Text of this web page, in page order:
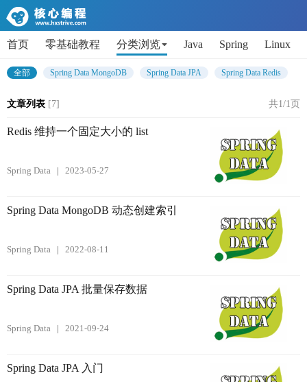
首页 零基础教程 分类浏览 Java Spring Linux
AI Python 代码片段 Get小技能 面试题
全部 Spring Data MongoDB Spring Data JPA Spring Data Redis
文章列表 [7] 共1/1页
Redis 维持一个固定大小的 list
Spring Data 2023-05-27
Spring Data MongoDB 动态创建索引
Spring Data 2022-08-11
Spring Data JPA 批量保存数据
Spring Data 2021-09-24
Spring Data JPA 入门